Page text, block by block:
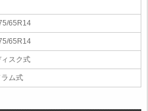
65R14
65R14
スク式
ム式